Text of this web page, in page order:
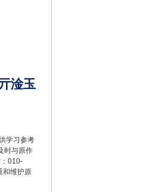
淦玉
学习参考
时与原作
010-
和维护原